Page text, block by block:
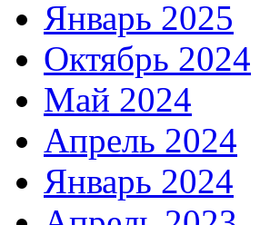
Январь 2025
Октябрь 2024
Май 2024
Апрель 2024
Январь 2024